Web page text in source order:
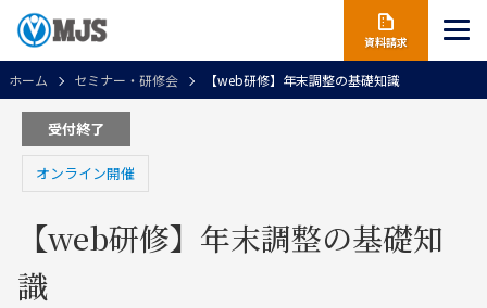
資料請求
ホーム セミナー・研修会 【web研修】年末調整の基礎知識
受付終了
オンライン開催
【web研修】年末調整の基礎知
識